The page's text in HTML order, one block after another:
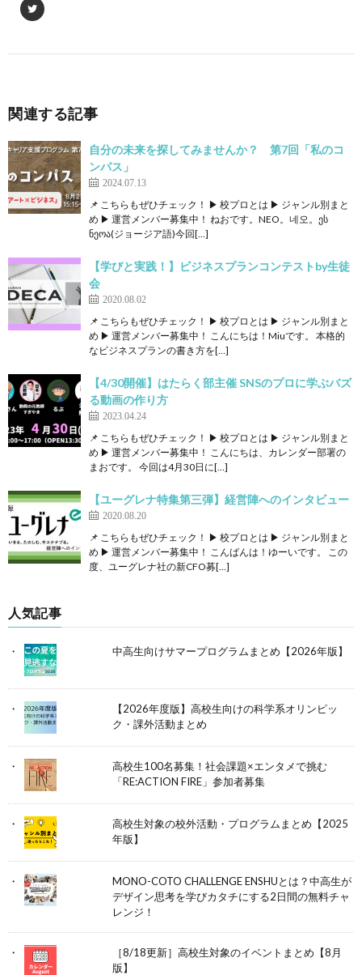
関連する記事
自分の未来を探してみませんか？ 第7回「私のコ
ンパス」
2024.07.13
📌 こちらもぜひチェック！ ▶ 校プロとは ▶ ジャンル別まと
め ▶ 運営メンバー募集中！ ねおです。NEO。네오。ეს
ნეოა(ジョージア語)今回[…]
【学びと実践！】ビジネスプランコンテストby生徒
会
2020.08.02
📌 こちらもぜひチェック！ ▶ 校プロとは ▶ ジャンル別まと
め ▶ 運営メンバー募集中！ こんにちは！Miuです。 本格的
なビジネスプランの書き方を[…]
【4/30開催】はたらく部主催 SNSのプロに学ぶバズ
る動画の作り方
2023.04.24
📌 こちらもぜひチェック！ ▶ 校プロとは ▶ ジャンル別まと
め ▶ 運営メンバー募集中！ こんにちは、カレンダー部署の
まおです。 今回は4月30日に[…]
【ユーグレナ特集第三弾】経営陣へのインタビュー
2020.08.20
📌 こちらもぜひチェック！ ▶ 校プロとは ▶ ジャンル別まと
め ▶ 運営メンバー募集中！ こんばんは！ゆーいです。 この
度、ユーグレナ社の新CFO募[…]
人気記事
中高生向けサマープログラムまとめ【2026年版】
【2026年度版】高校生向けの科学系オリンピッ
ク・課外活動まとめ
高校生100名募集！社会課題×エンタメで挑む
「RE:ACTION FIRE」参加者募集
高校生対象の校外活動・プログラムまとめ【2025
年版】
MONO-COTO CHALLENGE ENSHUとは？中高生が
デザイン思考を学びカタチにする2日間の無料チャ
レンジ！
［8/18更新］高校生対象のイベントまとめ【8月
版】